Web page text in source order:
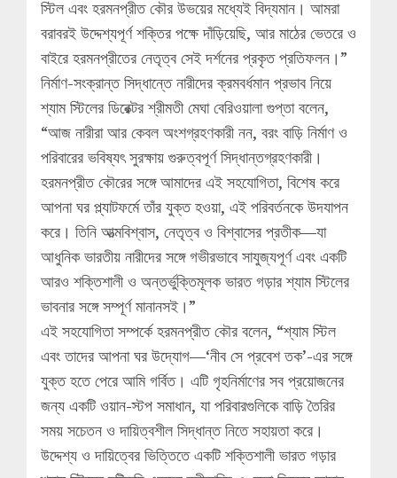
স্টিল এবং হরমনপ্রীত কৌর উভয়ের মধ্যেই বিদ্যমান। আমরা
বরাবরই উদ্দেশ্যপূর্ণ শক্তির পক্ষে দাঁড়িয়েছি, আর মাঠের ভেতরে ও
বাইরে হরমনপ্রীতের নেতৃত্ব সেই দর্শনের প্রকৃত প্রতিফলন।”
নির্মাণ-সংক্রান্ত সিদ্ধান্তে নারীদের ক্রমবর্ধমান প্রভাব নিয়ে
শ্যাম স্টিলের ডিরেক্টর শ্রীমতী মেঘা বেরিওয়ালা গুপ্তা বলেন,
“আজ নারীরা আর কেবল অংশগ্রহণকারী নন, বরং বাড়ি নির্মাণ ও
পরিবারের ভবিষ্যৎ সুরক্ষায় গুরুত্বপূর্ণ সিদ্ধান্তগ্রহণকারী।
হরমনপ্রীত কৌরের সঙ্গে আমাদের এই সহযোগিতা, বিশেষ করে
আপনা ঘর প্ল্যাটফর্মে তাঁর যুক্ত হওয়া, এই পরিবর্তনকে উদযাপন
করে। তিনি আত্মবিশ্বাস, নেতৃত্ব ও বিশ্বাসের প্রতীক—যা
আধুনিক ভারতীয় নারীদের সঙ্গে গভীরভাবে সাযুজ্যপূর্ণ এবং একটি
আরও শক্তিশালী ও অন্তর্ভুক্তিমূলক ভারত গড়ার শ্যাম স্টিলের
ভাবনার সঙ্গে সম্পূর্ণ মানানসই।”
এই সহযোগিতা সম্পর্কে হরমনপ্রীত কৌর বলেন, “শ্যাম স্টিল
এবং তাদের আপনা ঘর উদ্যোগ—‘নীব সে প্রবেশ তক’-এর সঙ্গে
যুক্ত হতে পেরে আমি গর্বিত। এটি গৃহনির্মাণের সব প্রয়োজনের
জন্য একটি ওয়ান-স্টপ সমাধান, যা পরিবারগুলিকে বাড়ি তৈরির
সময় সচেতন ও দায়িত্বশীল সিদ্ধান্ত নিতে সহায়তা করে।
উদ্দেশ্য ও দায়িত্বের ভিত্তিতে একটি শক্তিশালী ভারত গড়ার